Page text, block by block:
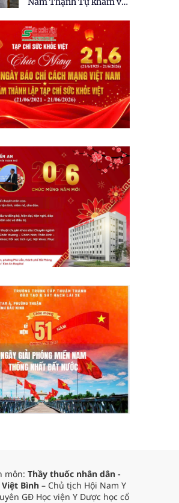
nhân dân
môn: Thầy thuốc nhân dân -
Việt Bình – Chủ tịch Hội Nam Y
GĐ Học viện Y Dược học cổ